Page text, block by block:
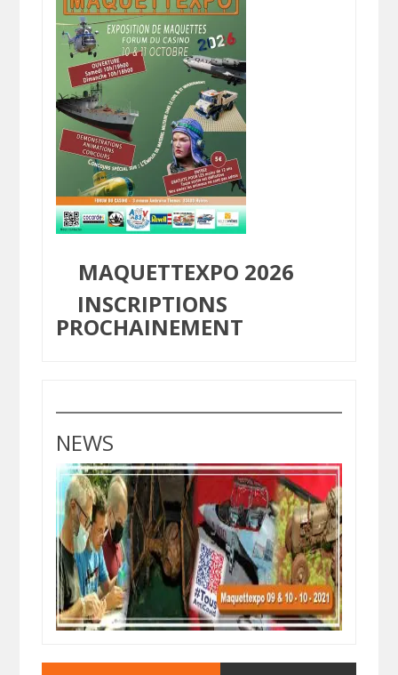
MAQUETTEXPO 2026
INSCRIPTIONS
PROCHAINEMENT
NEWS